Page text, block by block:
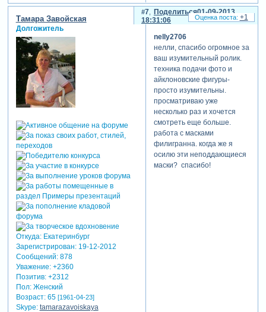
кажется лишней... таскаю
её по экрану туда-сюда. а
этот вариант очень
выигрывает!!! здорово!!!
поздравляю с премьерой,
работа получилась
своевременная и классная
[взломанный сайт]
[взломанный сайт]
[взломанный сайт]
Поделиться
7
01-09-2013
18:31:06
Тамара Завойская
Долгожитель
Откуда:Екатеринбург
Зарегистрирован: 19-12-2012
Сообщений:878
Уважение: +2360
Позитив: +2312
Пол:Женский
Возраст:65 [1961-04-23]
Skype: tamarazavoiskaya
nelly2706
нелли, спасибо огромное за
ваш изумительный ролик.
техника подачи фото и
айклоновские фигуры-
просто изумительны.
просматриваю уже
несколько раз и хочется
смотреть еще больше.
работа с масками
филигранна. когда же я
осилю эти неподдающиеся
маски? спасибо!
+1